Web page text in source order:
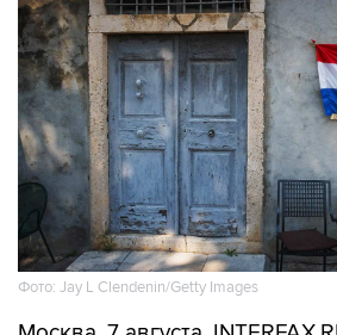
Фото: Jay L Clendenin/Getty Images